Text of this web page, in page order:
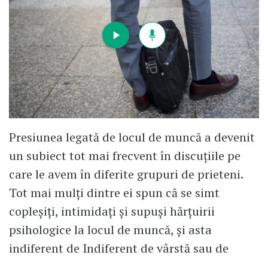
Presiunea legată de locul de muncă a devenit
un subiect tot mai frecvent în discuțiile pe
care le avem în diferite grupuri de prieteni.
Tot mai mulți dintre ei spun că se simt
copleșiți, intimidați și supuși hărțuirii
psihologice la locul de muncă, și asta
indiferent de Indiferent de vârstă sau de